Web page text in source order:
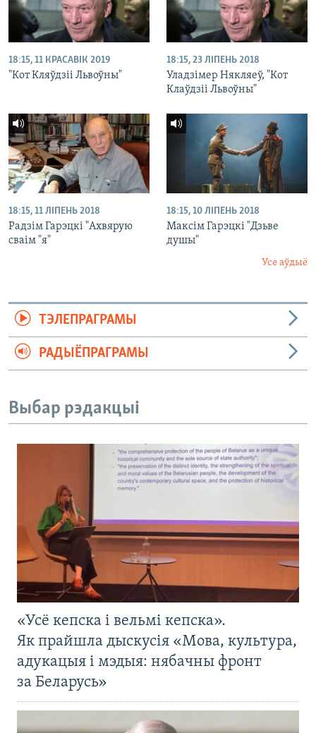
18:15, 11 КРАСАВІК 2019
"Кот Кляўдзіі Львоўны"
18:15, 23 ЛІПЕНЬ 2018
Уладзімер Някляеў, "Кот
Клаўдзіі Львоўны"
18:15, 11 ЛІПЕНЬ 2018
Радзім Гарэцкі "Ахвярую
сваім "я"
18:15, 10 ЛІПЕНЬ 2018
Максім Гарэцкі "Дзьве
душы"
Усе аўдыё
ТЭЛЕПРАГРАМЫ
РАДЫЁПРАГРАМЫ
Выбар рэдакцыі
«Усё кепска і вельмі кепска».
Як прайшла дыскусія «Мова, культура,
адукацыя і мэдыя: нябачны фронт
за Беларусь»